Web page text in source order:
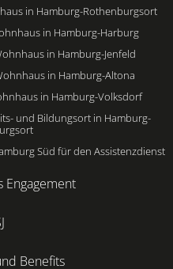
in Hamburg-Rothenburgsort
in Hamburg-Harburg
in Hamburg-Jenfeld
in Hamburg-Altona
in Hamburg-Volksdorf
und Bildungsort in Hamburg-
Süd für den Assistenzdienst
Engagement
Benefits